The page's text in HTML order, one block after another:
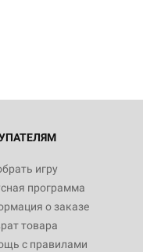
игру
программа
о заказе
товара
с правилами